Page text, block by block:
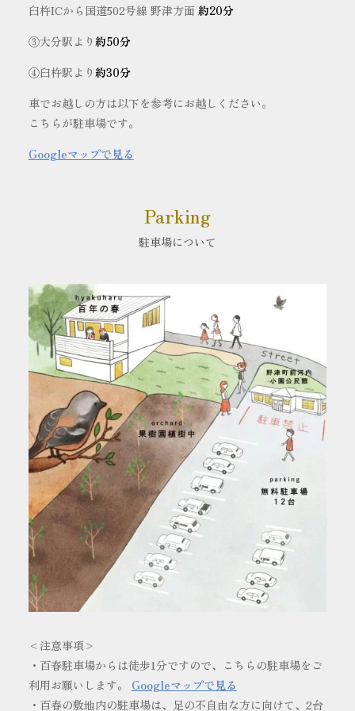
臼杵ICから国道502号線 野津方面 約20分
③大分駅より 約50分
④臼杵駅より 約30分
車でお越しの方は以下を参考にお越しください。
こちらが駐車場です。
Googleマップで見る
Parking
駐車場について
<注意事項>
・百春駐車場からは徒歩1分ですので、こちらの駐車場をご
利用お願いします。 Googleマップで見る
・百春の敷地内の駐車場は、足の不自由な方に向けて、2台